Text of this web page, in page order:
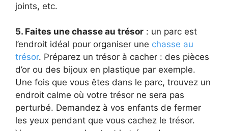
joints, etc.
5. Faites une chasse au trésor : un parc est
l’endroit idéal pour organiser une chasse au
trésor. Préparez un trésor à cacher : des pièces
d’or ou des bijoux en plastique par exemple.
Une fois que vous êtes dans le parc, trouvez un
endroit calme où votre trésor ne sera pas
perturbé. Demandez à vos enfants de fermer
les yeux pendant que vous cachez le trésor.